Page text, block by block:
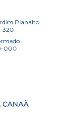
Planalto
320
000
CANAÃ